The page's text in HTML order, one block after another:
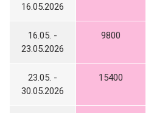
16.05.2026
16.05. -
23.05.2026
9800
23.05. -
30.05.2026
15400